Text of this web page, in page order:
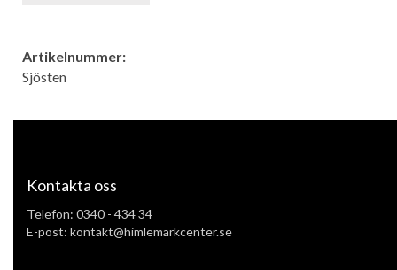
Artikelnummer:
Sjösten
Kontakta oss
Telefon: 0340 - 434 34
E-post: kontakt@himlemarkcenter.se